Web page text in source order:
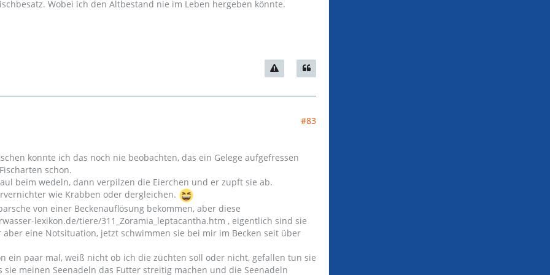
Wobei ich den Altbestand nie im Leben hergeben könnte.
#83
konnte ich das noch nie beobachten, das ein Gelege aufgefressen
schon.
beim wedeln, dann verpilzen die Eierchen und er zupft sie ab.
wie Krabben oder dergleichen.
von einer Beckenauflösung bekommen, aber diese
lexikon.de/tiere/311_Zoramia_leptacantha.htm , eigentlich sind sie
eine Notsituation, jetzt schwimmen sie bei mir im Becken seit über
ein paar mal, weiß nicht ob ich die züchten soll oder nicht, gefallen tun sie
sie meinen Seenadeln das Futter streitig machen und die Seenadeln